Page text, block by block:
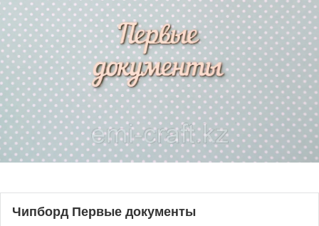
Чипборд Первые документы